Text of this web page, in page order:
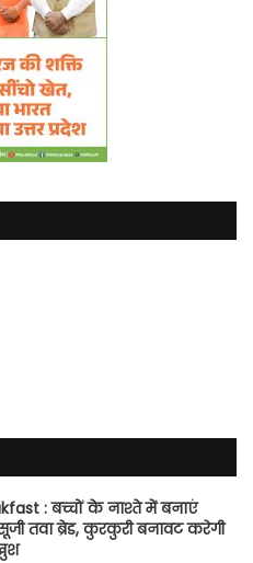
: बच्चों के नाश्ते में बनाएं
सूजी तवा ब्रेड, कुरकुरी बनावट करेगी